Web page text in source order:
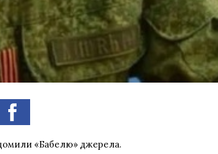
«Бабелю» джерела.